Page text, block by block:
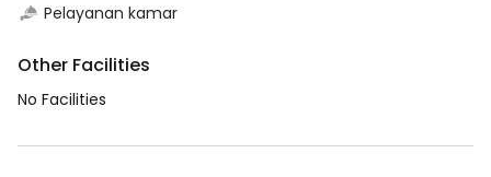
Pelayanan kamar
Other Facilities
No Facilities